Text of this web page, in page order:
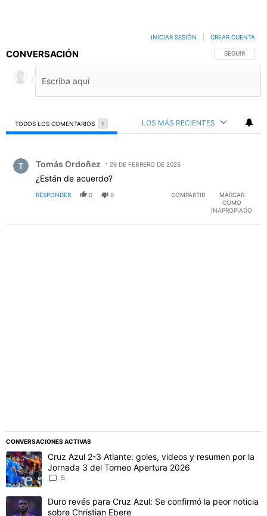
CONVERSACIÓN SIGA ESTA
SEGUIR
INICIAR SESIÓN CREAR CUENTA
TODOS LOS COMENTARIOS 1 LOS MÁS RECIENTES
Tomás Ordoñez 26 DE FEBRERO DE 2026
¿Están de acuerdo?
RESPONDER 0 0 COMPARTIR
MARCAR
COMO
INAPROPIADO
CONVERSACIONES ACTIVAS
Este listado muestra los artículos con más comentarios en los
Un artículo de tendencia con el título "Cruz Azul 2-3 Atlante:
Cruz Azul 2-3 Atlante: goles, videos y resumen por la
Jornada 3 del Torneo Apertura 2026
5
Un artículo de tendencia con el título "Duro revés para Cruz Azul:
Duro revés para Cruz Azul: Se confirmó la peor noticia
sobre Christian Ebere